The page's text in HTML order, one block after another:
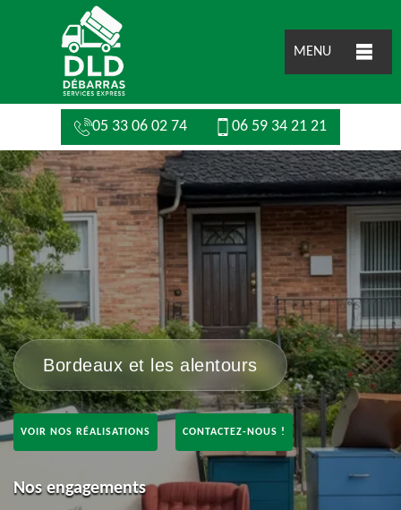
MENU
05 33 06 02 74 06 59 34 21 21
Bordeaux et les alentours
VOIR NOS RÉALISATIONS CONTACTEZ-NOUS !
Nos engagements